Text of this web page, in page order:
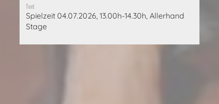
Text
Spielzeit 04.07.2026, 13.00h-14.30h, Allerhand
Stage